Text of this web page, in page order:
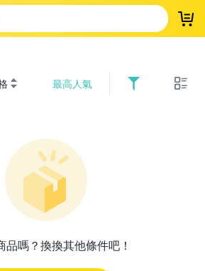
登
最高人氣
品嗎？換換其他條件吧！